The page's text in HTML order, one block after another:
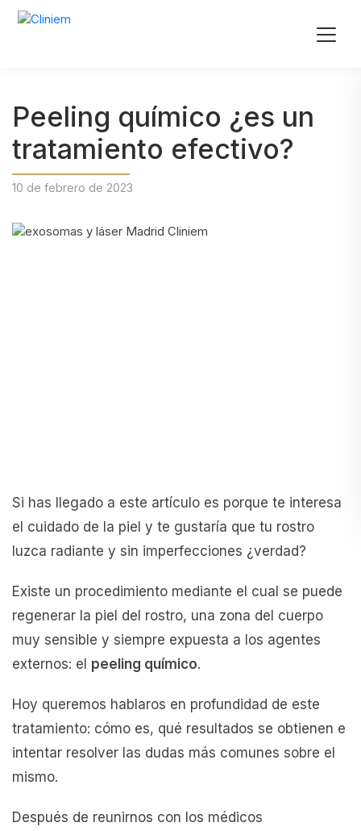
Peeling químico ¿es un
tratamiento efectivo?
10 de febrero de 2023
Si has llegado a este artículo es porque te interesa
el cuidado de la piel y te gustaría que tu rostro
luzca radiante y sin imperfecciones ¿verdad?
Existe un procedimiento mediante el cual se puede
regenerar la piel del rostro, una zona del cuerpo
muy sensible y siempre expuesta a los agentes
externos: el peeling químico.
Hoy queremos hablaros en profundidad de este
tratamiento: cómo es, qué resultados se obtienen e
intentar resolver las dudas más comunes sobre el
mismo.
Después de reunirnos con los médicos